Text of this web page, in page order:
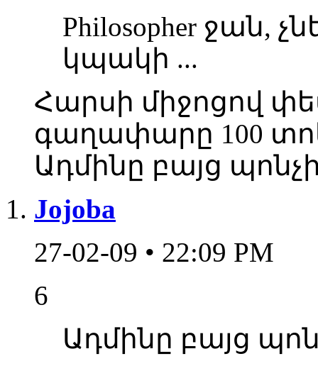
Philosopher ջան,
կպակի ...
Հարսի միջոցով
գաղափարը 100
Ադմինը բայց
Jojoba
27-02-09 • 22:09 PM
6
Ադմինը բայց